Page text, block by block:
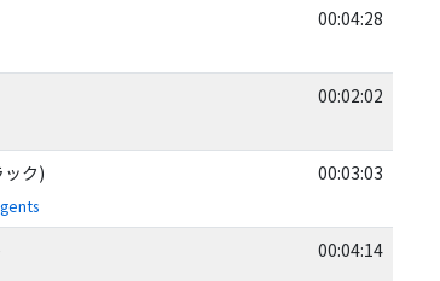
00:04:28
00:02:02
ク) 00:03:03
00:04:14